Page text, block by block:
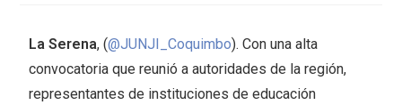
La Serena, (@JUNJI_Coquimbo). Con una alta
convocatoria que reunió a autoridades de la región,
representantes de instituciones de educación